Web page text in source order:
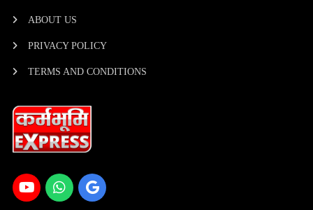
ABOUT US
PRIVACY POLICY
TERMS AND CONDITIONS